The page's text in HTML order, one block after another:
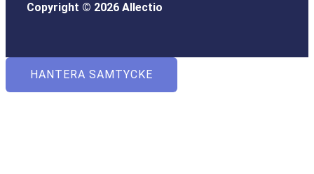
Copyright © 2026 Allectio
HANTERA SAMTYCKE